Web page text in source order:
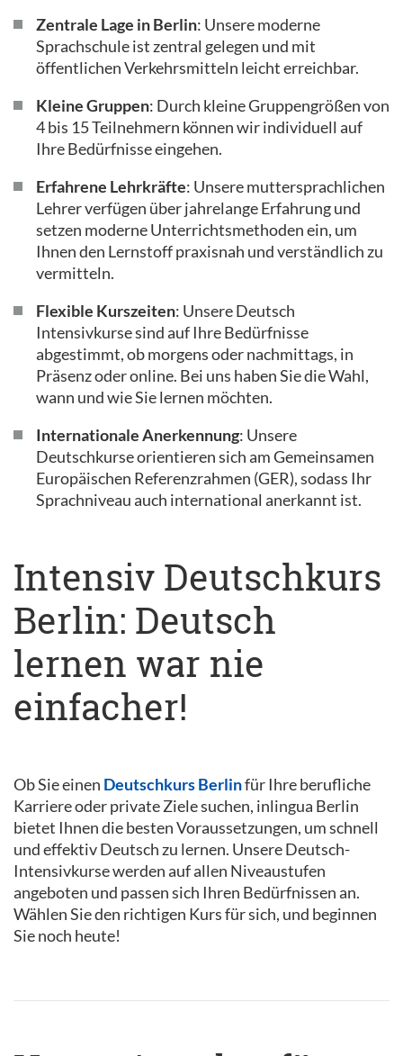
Zentrale Lage in Berlin: Unsere moderne
Sprachschule ist zentral gelegen und mit
öffentlichen Verkehrsmitteln leicht erreichbar.
Kleine Gruppen: Durch kleine Gruppengrößen von
4 bis 15 Teilnehmern können wir individuell auf
Ihre Bedürfnisse eingehen.
Erfahrene Lehrkräfte: Unsere muttersprachlichen
Lehrer verfügen über jahrelange Erfahrung und
setzen moderne Unterrichtsmethoden ein, um
Ihnen den Lernstoff praxisnah und verständlich zu
vermitteln.
Flexible Kurszeiten: Unsere Deutsch
Intensivkurse sind auf Ihre Bedürfnisse
abgestimmt, ob morgens oder nachmittags, in
Präsenz oder online. Bei uns haben Sie die Wahl,
wann und wie Sie lernen möchten.
Internationale Anerkennung: Unsere
Deutschkurse orientieren sich am Gemeinsamen
Europäischen Referenzrahmen (GER), sodass Ihr
Sprachniveau auch international anerkannt ist.
Intensiv Deutschkurs
Berlin: Deutsch
lernen war nie
einfacher!
Ob Sie einen Deutschkurs Berlinfür Ihre berufliche
Karriere oder private Ziele suchen, inlingua Berlin
bietet Ihnen die besten Voraussetzungen, um schnell
und effektiv Deutsch zu lernen. Unsere Deutsch-
Intensivkurse werden auf allen Niveaustufen
angeboten und passen sich Ihren Bedürfnissen an.
Wählen Sie den richtigen Kurs für sich, und beginnen
Sie noch heute!